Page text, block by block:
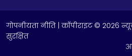
गोपनीयता नीति | कॉपीराइट © 2026
सुरक्षित